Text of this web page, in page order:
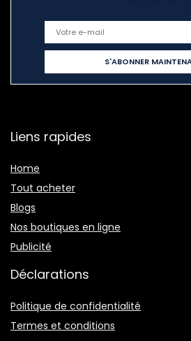
Liens rapides
Home
Tout acheter
Blogs
Nos boutiques en ligne
Publicité
Déclarations
Politique de confidentialité
Termes et conditions